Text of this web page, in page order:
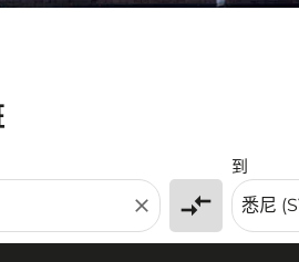
close compare_arrows
到